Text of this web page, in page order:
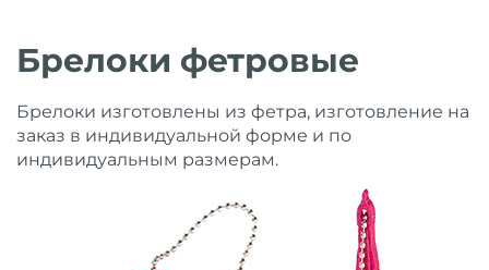
Брелоки фетровые
Брелоки изготовлены из фетра, изготовление на
заказ в индивидуальной форме и по
индивидуальным размерам.